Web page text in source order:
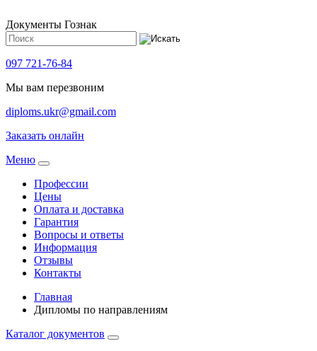
Документы Гознак
097 721-76-84
Мы вам перезвоним
diploms.ukr@gmail.com
Заказать онлайн
Meню
Профессии
Цены
Оплата и доставка
Гарантия
Вопросы и ответы
Информация
Отзывы
Контакты
Главная
Дипломы по направлениям
Каталог документов